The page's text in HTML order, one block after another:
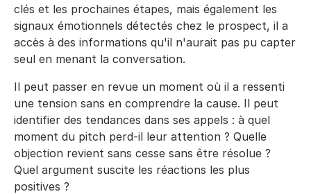
clés et les prochaines étapes, mais également les
signaux émotionnels détectés chez le prospect, il a
accès à des informations qu'il n'aurait pas pu capter
seul en menant la conversation.
Il peut passer en revue un moment où il a ressenti
une tension sans en comprendre la cause. Il peut
identifier des tendances dans ses appels : à quel
moment du pitch perd-il leur attention ? Quelle
objection revient sans cesse sans être résolue ?
Quel argument suscite les réactions les plus
positives ?